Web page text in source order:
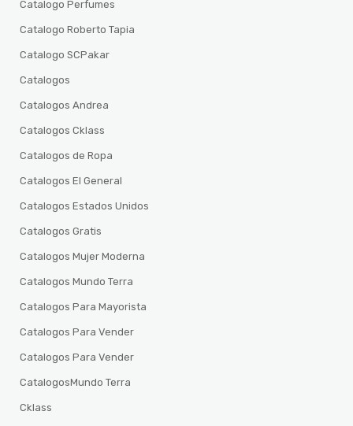
Catalogo Perfumes
Catalogo Roberto Tapia
Catalogo SCPakar
Catalogos
Catalogos Andrea
Catalogos Cklass
Catalogos de Ropa
Catalogos El General
Catalogos Estados Unidos
Catalogos Gratis
Catalogos Mujer Moderna
Catalogos Mundo Terra
Catalogos Para Mayorista
Catalogos Para Vender
Catalogos Para Vender
CatalogosMundo Terra
Cklass